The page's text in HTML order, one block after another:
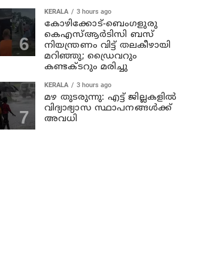
KERALA 3 hours ago
കോഴിക്കോട്-ബെംഗളുരു
കെഎസ്ആര്‍ടിസി ബസ്
നിയന്ത്രണം വിട്ട് തലകീഴായി
മറിഞ്ഞു; ഡ്രൈവറും
കണ്ടക്ടറും മരിച്ചു
KERALA 3 hours ago
മഴ തുടരുന്നു: എട്ട് ജില്ലകളില്‍
വിദ്യാഭ്യാസ സ്ഥാപനങ്ങള്‍ക്ക്
അവധി